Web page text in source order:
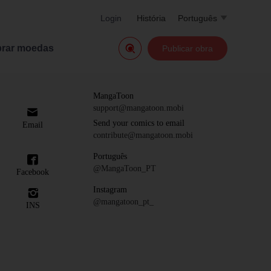
Português
História
Login
moedas Publicar obra


Email
MangaToon
support@mangatoon.mobi
Send your comics to email
contribute@mangatoon.mobi

Facebook
Português
@MangaToon_PT

INS
Instagram
@mangatoon_pt_